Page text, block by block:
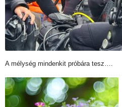
A mélység mindenkit próbára tesz….